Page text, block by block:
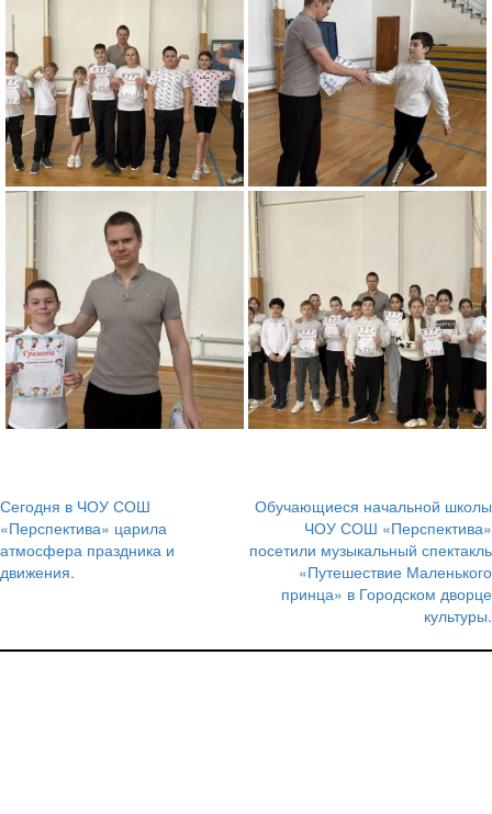
Навигация
по
Сегодня в ЧОУ СОШ
«Перспектива» царила
атмосфера праздника и
движения.
Обучающиеся начальной школы
ЧОУ СОШ «Перспектива»
посетили музыкальный спектакль
«Путешествие Маленького
принца» в Городском дворце
культуры.